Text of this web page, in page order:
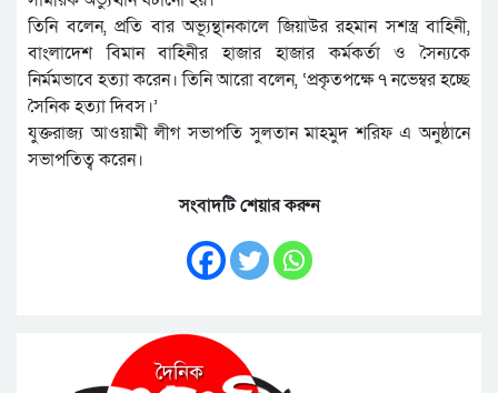
তিনি বলেন, প্রতি বার অভ্যূন্থানকালে জিয়াউর রহমান সশস্ত্র বাহিনী,
বাংলাদেশ বিমান বাহিনীর হাজার হাজার কর্মকর্তা ও সৈন্যকে
নির্মমভাবে হত্যা করেন। তিনি আরো বলেন, ‘প্রকৃতপক্ষে ৭ নভেম্বর হচ্ছে
সৈনিক হত্যা দিবস।’
যুক্তরাজ্য আওয়ামী লীগ সভাপতি সুলতান মাহমুদ শরিফ এ অনুষ্ঠানে
সভাপতিত্ব করেন।
সংবাদটি শেয়ার করুন